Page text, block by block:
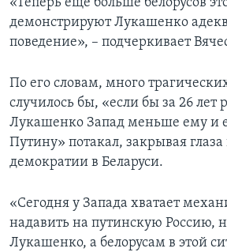
«Теперь еще больше белорусов
демонстрируют Лукашенко
поведение», – подчеркивает
По его словам, много
случилось бы, «если бы за 26 лет
Лукашенко Запад меньше ему и
Путину» потакал, закрывая глаза
демократии в Беларуси.
«Сегодня у Запада хватает
надавить на путинскую Россию,
Лукашенко, а белорусам в этой